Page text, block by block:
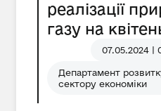
реалізації
газу на
07.05.2024 |
Департамент
сектору економіки